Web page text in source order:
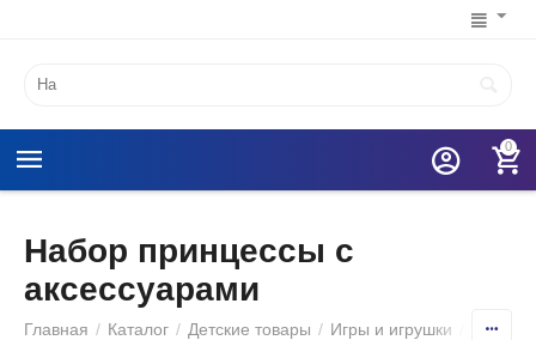
0
Набор принцессы с
аксессуарами
Главная / Каталог / Детские товары / Игры и игрушки